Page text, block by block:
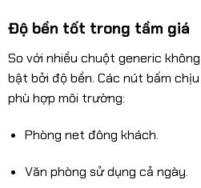
Độ bền tốt trong tầm giá
So với nhiều chuột generic
bật bởi độ bền. Các nút bấm
phù hợp môi trường:
Phòng net đông khách.
Văn phòng sử dụng cả ngày.